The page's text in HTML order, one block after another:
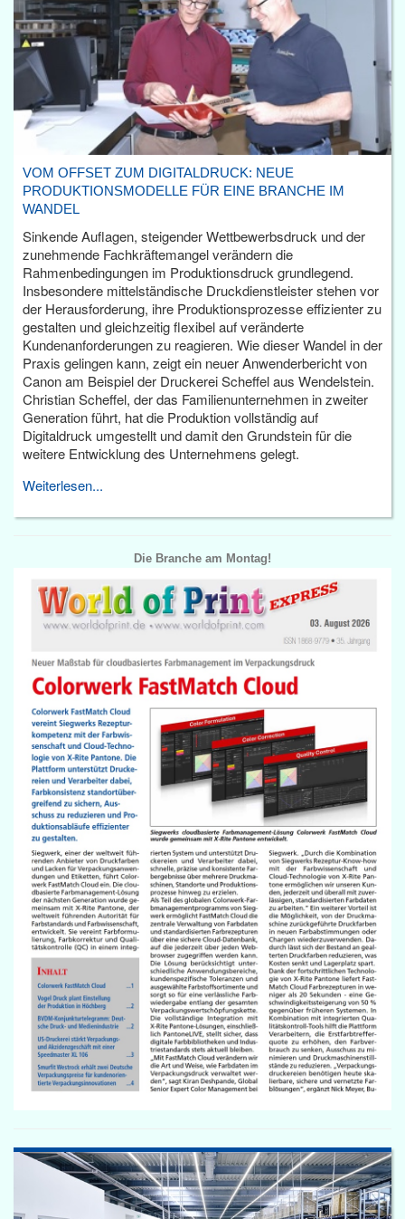
VOM OFFSET ZUM DIGITALDRUCK: NEUE
PRODUKTIONSMODELLE FÜR EINE BRANCHE IM
WANDEL
Sinkende Auflagen, steigender Wettbewerbsdruck und der
zunehmende Fachkräftemangel verändern die
Rahmenbedingungen im Produktionsdruck grundlegend.
Insbesondere mittelständische Druckdienstleister stehen vor
der Herausforderung, ihre Produktionsprozesse effizienter zu
gestalten und gleichzeitig flexibel auf veränderte
Kundenanforderungen zu reagieren. Wie dieser Wandel in der
Praxis gelingen kann, zeigt ein neuer Anwenderbericht von
Canon am Beispiel der Druckerei Scheffel aus Wendelstein.
Christian Scheffel, der das Familienunternehmen in zweiter
Generation führt, hat die Produktion vollständig auf
Digitaldruck umgestellt und damit den Grundstein für die
weitere Entwicklung des Unternehmens gelegt.
Weiterlesen...
Die Branche am Montag!